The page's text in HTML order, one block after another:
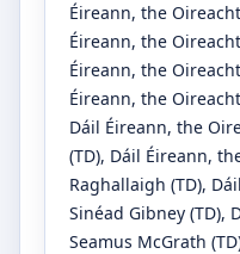
Éireann, the
Éireann, the
Éireann, the
Éireann, the
Dáil Éireann, the
(TD), Dáil Éireann,
Raghallaigh (TD),
Sinéad Gibney (TD),
Seamus McGrath